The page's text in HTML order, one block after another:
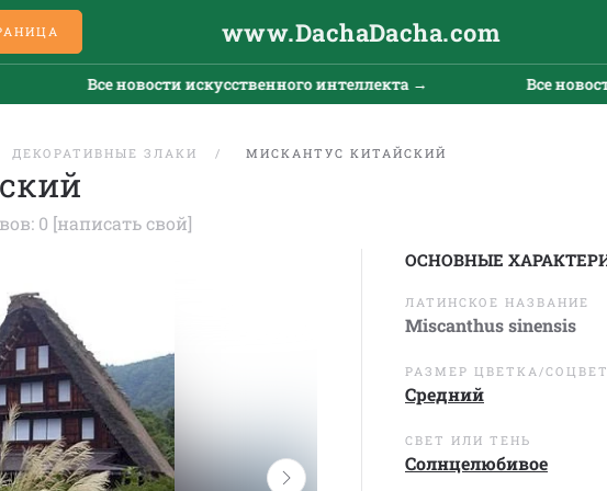
www.DachaDacha.com
Все новости искусственного интеллекта → Все новости
ДЕКОРАТИВНЫЕ ЗЛАКИ МИСКАНТУС КИТАЙСКИЙ
0 [написать свой]
ОСНОВНЫЕ
ЛАТИНСКОЕ НАЗВАНИЕ
Miscanthus sinensis
РАЗМЕР ЦВЕТКА/
Средний
СВЕТ ИЛИ ТЕНЬ
Солнцелюбивое